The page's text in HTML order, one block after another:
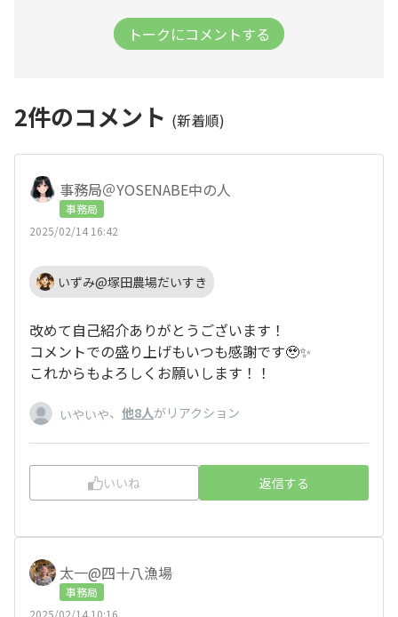
トークにコメントする
2件のコメント (新着順)
事務局＠YOSENABE中の人
事務局
2025/02/14 16:42
いずみ@塚田農場だいすき
改めて自己紹介ありがとうございます！
コメントでの盛り上げもいつも感謝です🥹✨
これからもよろしくお願いします！！
いやいや、 他8人がリアクション
いいね 返信する
太一@四十八漁場
事務局
2025/02/14 10:16